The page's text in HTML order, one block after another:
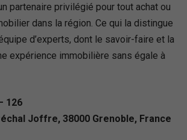
partenaire privilégié pour tout achat ou
dans la région. Ce qui la distingue
d’experts, dont le savoir-faire et la
expérience immobilière sans égale à
126
Joffre, 38000 Grenoble, France